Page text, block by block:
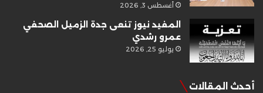
أغسطس 3, 2026
المفيد نيوز تنعى جدة الزميل الصحفي
عمرو رشدي
يوليو 25, 2026
أحدث المقالات